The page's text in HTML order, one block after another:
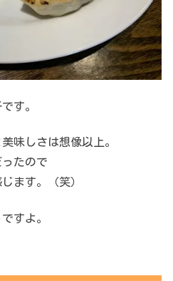
す。
味しさは想像以上。
たので
ます。（笑）
すよ。